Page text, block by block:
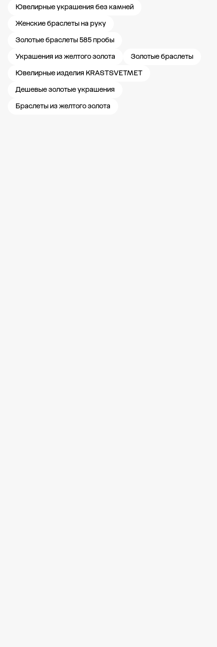
Ювелирные украшения без камней
Женские браслеты на руку
Золотые браслеты 585 пробы
Украшения из желтого золота
Золотые браслеты
Ювелирные изделия KRASTSVETMET
Дешевые золотые украшения
Браслеты из желтого золота